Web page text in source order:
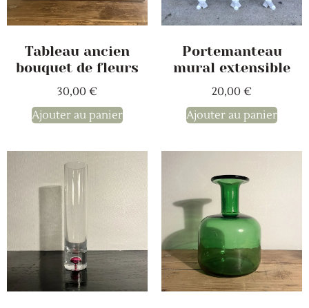
Tableau ancien
bouquet de fleurs
30,00 €
Ajouter au panier
Portemanteau
mural extensible
20,00 €
Ajouter au panier